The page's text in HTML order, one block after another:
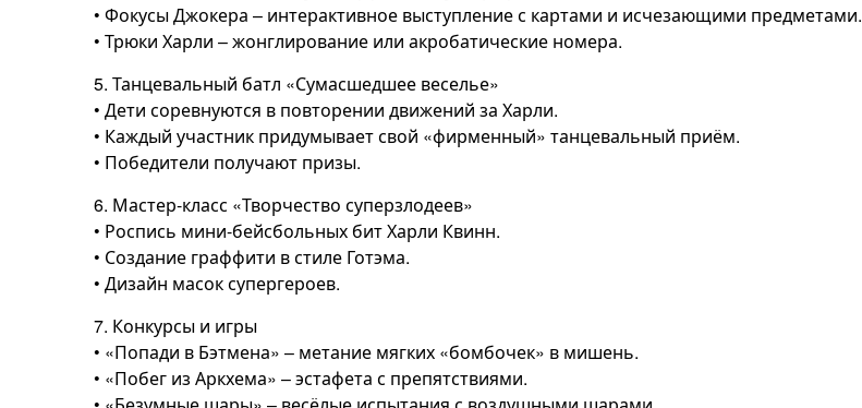
• Фокусы Джокера – интерактивное выступление с картами и исчезающими предметами.
• Трюки Харли – жонглирование или акробатические номера.
5. Танцевальный батл «Сумасшедшее веселье»
• Дети соревнуются в повторении движений за Харли.
• Каждый участник придумывает свой «фирменный» танцевальный приём.
• Победители получают призы.
6. Мастер-класс «Творчество суперзлодеев»
• Роспись мини-бейсбольных бит Харли Квинн.
• Создание граффити в стиле Готэма.
• Дизайн масок супергероев.
7. Конкурсы и игры
• «Попади в Бэтмена» – метание мягких «бомбочек» в мишень.
• «Побег из Аркхема» – эстафета с препятствиями.